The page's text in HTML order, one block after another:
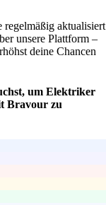
regelmäßig aktualisiert
unsere Plattform –
deine Chancen
um Elektriker
Bravour zu